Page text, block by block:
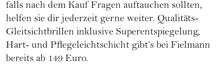
falls nach dem Kauf Fragen auftauchen sollten,
helfen sie dir jederzeit gerne weiter. Qualitäts-
Gleitsichtbrillen inklusive Superentspiegelung,
Hart- und Pflegeleichtschicht gibt’s bei Fielmann
bereits ab 149 Euro.